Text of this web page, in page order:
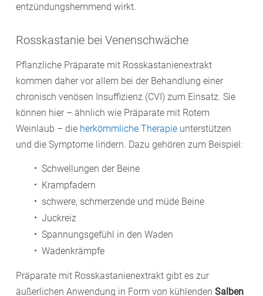
entzündungshemmend wirkt.
Rosskastanie bei Venenschwäche
Pflanzliche Präparate mit Rosskastanienextrakt
kommen daher vor allem bei der Behandlung einer
chronisch venösen Insuffizienz (CVI) zum Einsatz. Sie
können hier – ähnlich wie Präparate mit Rotem
Weinlaub – die herkömmliche Therapie unterstützen
und die Symptome lindern. Dazu gehören zum Beispiel:
Schwellungen der Beine
Krampfadern
schwere, schmerzende und müde Beine
Juckreiz
Spannungsgefühl in den Waden
Wadenkrämpfe
Präparate mit Rosskastanienextrakt gibt es zur
äußerlichen Anwendung in Form von kühlenden Salben